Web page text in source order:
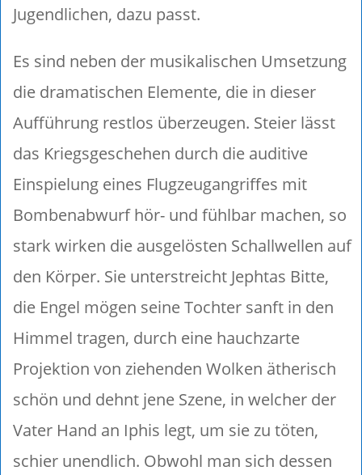
Jugendlichen, dazu passt.
Es sind neben der musikalischen Umsetzung
die dramatischen Elemente, die in dieser
Aufführung restlos überzeugen. Steier lässt
das Kriegsgeschehen durch die auditive
Einspielung eines Flugzeugangriffes mit
Bombenabwurf hör- und fühlbar machen, so
stark wirken die ausgelösten Schallwellen auf
den Körper. Sie unterstreicht Jephtas Bitte,
die Engel mögen seine Tochter sanft in den
Himmel tragen, durch eine hauchzarte
Projektion von ziehenden Wolken ätherisch
schön und dehnt jene Szene, in welcher der
Vater Hand an Iphis legt, um sie zu töten,
schier unendlich. Obwohl man sich dessen